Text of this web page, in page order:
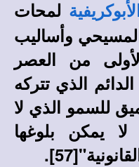
لمحات
وأساليب
من العصر
الذي تتركه
للسمو الذي لا
يمكن بلوغها
57]
.